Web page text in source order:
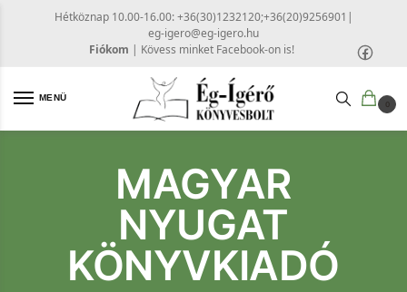
Hétköznap 10.00-16.00: +36(30)1232120;+36(20)9256901 |
eg-igero@eg-igero.hu
Fiókom | Kövess minket Facebook-on is!
MENÜ
0
MAGYAR
NYUGAT
KÖNYVKIADÓ